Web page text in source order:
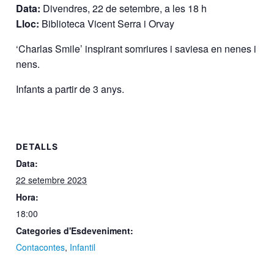
Data: Divendres, 22 de setembre, a les 18 h
Lloc: Biblioteca Vicent Serra i Orvay
‘Charlas Smile’ inspirant somriures i saviesa en nenes i
nens.
Infants a partir de 3 anys.
DETALLS
Data:
22 setembre 2023
Hora:
18:00
Categories d'Esdeveniment:
Contacontes, Infantil